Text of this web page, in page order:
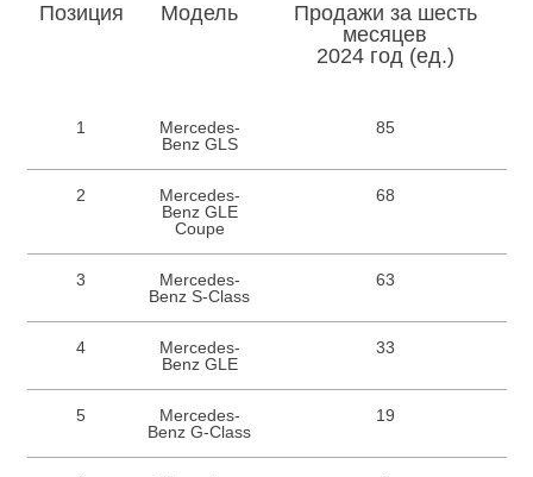
Позиция Модель
Продажи за шесть
месяцев
2024 год (ед.)
1
Mercedes-
Benz GLS
85
2
Mercedes-
Benz GLE
Coupe
68
3
Mercedes-
Benz S-Class
63
4
Mercedes-
Benz GLE
33
5
Mercedes-
Benz G-Class
19